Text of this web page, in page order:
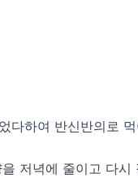
다하여 반신반의로
저녁에 줄이고 다시